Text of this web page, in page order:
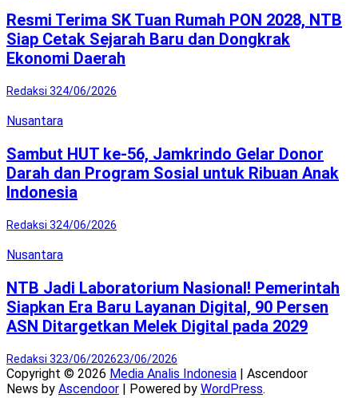
Resmi Terima SK Tuan Rumah PON 2028, NTB
Siap Cetak Sejarah Baru dan Dongkrak
Ekonomi Daerah
Redaksi 324/06/2026
Nusantara
Sambut HUT ke-56, Jamkrindo Gelar Donor
Darah dan Program Sosial untuk Ribuan Anak
Indonesia
Redaksi 324/06/2026
Nusantara
NTB Jadi Laboratorium Nasional! Pemerintah
Siapkan Era Baru Layanan Digital, 90 Persen
ASN Ditargetkan Melek Digital pada 2029
Redaksi 323/06/202623/06/2026
Copyright © 2026 Media Analis Indonesia | Ascendoor
News by Ascendoor | Powered by WordPress.